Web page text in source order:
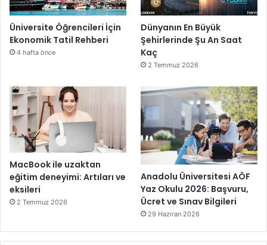
Üniversite Öğrencileri İçin
Ekonomik Tatil Rehberi
4 hafta önce
Dünyanın En Büyük
Şehirlerinde Şu An Saat
Kaç
2 Temmuz 2026
MacBook ile uzaktan
eğitim deneyimi: Artıları ve
eksileri
2 Temmuz 2026
Anadolu Üniversitesi AÖF
Yaz Okulu 2026: Başvuru,
Ücret ve Sınav Bilgileri
29 Haziran 2026